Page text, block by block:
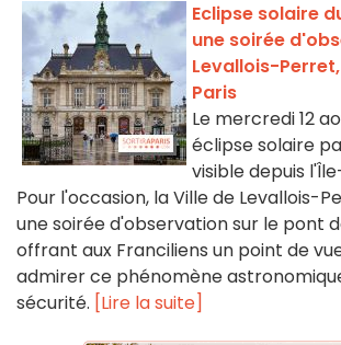
Eclipse solaire
une soirée
Levallois-
Paris
Le mercredi 12
éclipse solaire
visible depuis
Pour l'occasion, la Ville de Levallois-
une soirée d'observation sur le pont
offrant aux Franciliens un point de
admirer ce phénomène
sécurité. [Lire la suite]